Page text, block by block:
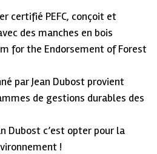
certifié PEFC, conçoit et
des manches en bois
for the Endorsement of Forest
par Jean Dubost provient
de gestions durables des
Dubost c’est opter pour la
!